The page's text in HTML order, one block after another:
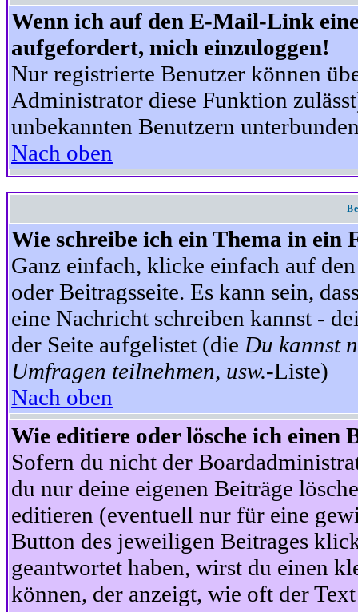
Wenn ich auf den E-Mail-Link
aufgefordert, mich einzuloggen!
Nur registrierte Benutzer können
Administrator diese Funktion
unbekannten Benutzern
Nach oben
Wie schreibe ich ein Thema in ein
Ganz einfach, klicke einfach auf
oder Beitragsseite. Es kann sein,
eine Nachricht schreiben kannst -
der Seite aufgelistet (die Du kannst
Umfragen teilnehmen, usw.-Liste)
Nach oben
Wie editiere oder lösche ich einen
Sofern du nicht der
du nur deine eigenen Beiträge
editieren (eventuell nur für eine
Button des jeweiligen Beitrages
geantwortet haben, wirst du einen
können, der anzeigt, wie oft der